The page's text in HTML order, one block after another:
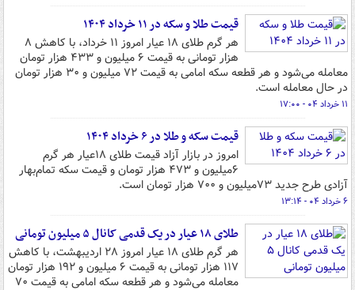
قیمت طلا و سکه در ۱۱ خرداد ۱۴۰۴
هر گرم طلای ۱۸ عیار امروز ۱۱ خرداد، با کاهش ۸
هزار تومانی به قیمت ۶ میلیون و ۴۳۳ هزار تومان
معامله می‌شود و هر قطعه سکه امامی به قیمت ۷۲ میلیون و ۳۰ هزار تومان
در حال معامله است.
۱۱ خرداد ۰۴ - ۱۷:۰۰
قیمت سکه و طلا در ۶ خرداد ۱۴۰۴
امروز در بازار آزاد قیمت طلای ۱۸عیار هر گرم
۶میلیون و ۴۷۳ هزار تومان و قیمت سکه تمام‌بهار
آزادی طرح جدید ۷۳میلیون و ۷۰۰ هزار تومان است.
۶ خرداد ۰۴ - ۱۳:۱۴
طلای ۱۸ عیار در یک قدمی کانال ۵ میلیون تومانی
هر گرم طلای ۱۸ عیار امروز ۲۸ اردیبهشت، با کاهش
۱۱۷ هزار تومانی به قیمت ۶ میلیون و ۱۹۲ هزار تومان
معامله می‌شود و هر قطعه سکه امامی به قیمت ۷۰